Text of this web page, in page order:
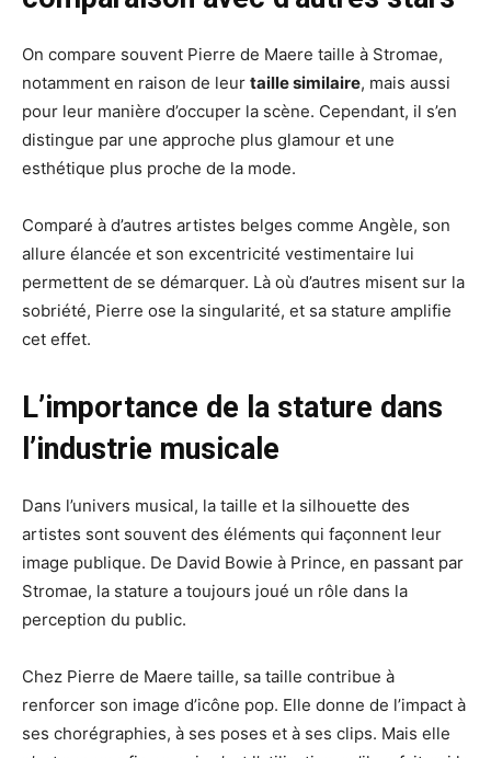
On compare souvent Pierre de Maere taille à Stromae,
notamment en raison de leur taille similaire, mais aussi
pour leur manière d’occuper la scène. Cependant, il s’en
distingue par une approche plus glamour et une
esthétique plus proche de la mode.
Comparé à d’autres artistes belges comme Angèle, son
allure élancée et son excentricité vestimentaire lui
permettent de se démarquer. Là où d’autres misent sur la
sobriété, Pierre ose la singularité, et sa stature amplifie
cet effet.
L’importance de la stature dans
l’industrie musicale
Dans l’univers musical, la taille et la silhouette des
artistes sont souvent des éléments qui façonnent leur
image publique. De David Bowie à Prince, en passant par
Stromae, la stature a toujours joué un rôle dans la
perception du public.
Chez Pierre de Maere taille, sa taille contribue à
renforcer son image d’icône pop. Elle donne de l’impact à
ses chorégraphies, à ses poses et à ses clips. Mais elle